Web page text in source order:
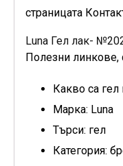
страницата
Luna Гел лак-
Полезни линкове,
Какво са
Марка: Luna
Търси: гел
Категория: